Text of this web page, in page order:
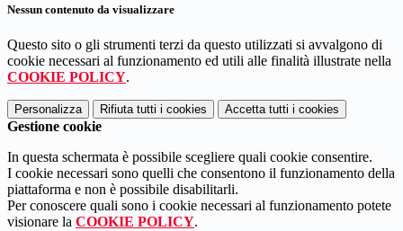
Nessun contenuto da visualizzare
Questo sito o gli strumenti terzi da questo utilizzati si avvalgono di
cookie necessari al funzionamento ed utili alle finalità illustrate nella
COOKIE POLICY.
Personalizza Rifiuta tutti i cookies Accetta tutti i cookies
Gestione cookie
In questa schermata è possibile scegliere quali cookie consentire.
I cookie necessari sono quelli che consentono il funzionamento della
piattaforma e non è possibile disabilitarli.
Per conoscere quali sono i cookie necessari al funzionamento potete
visionare la COOKIE POLICY.